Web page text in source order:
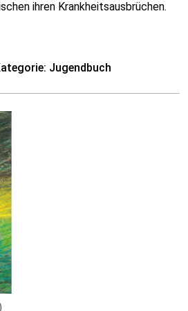
ihren Krankheitsausbrüchen.
Jugendbuch